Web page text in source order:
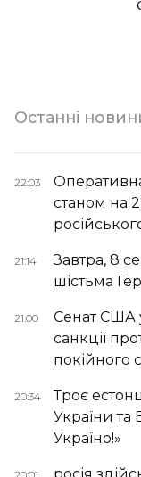
Останні
22:03
станом на
21:14
Завтра, 8
шістьма
21:00
Сенат США
санкції
покійного
20:34
Троє
України та
Україно!»